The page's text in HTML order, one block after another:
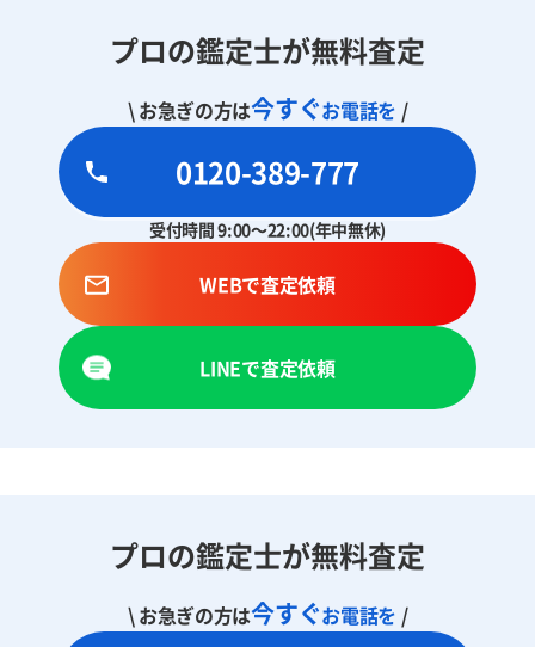
プロの鑑定士が無料査定
\ お急ぎの方は今すぐお電話を /
0120-389-777
受付時間 9:00～22:00(年中無休)
WEBで査定依頼
LINEで査定依頼
プロの鑑定士が無料査定
\ お急ぎの方は今すぐお電話を /